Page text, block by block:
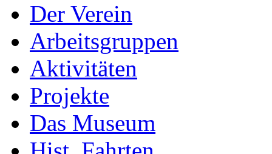
Der Verein
Arbeitsgruppen
Aktivitäten
Projekte
Das Museum